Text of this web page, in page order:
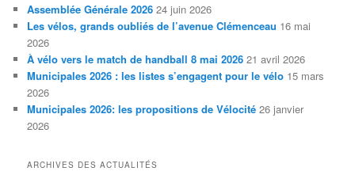
Assemblée Générale 2026 24 juin 2026
Les vélos, grands oubliés de l’avenue Clémenceau 16 mai
2026
À vélo vers le match de handball 8 mai 2026 21 avril 2026
Municipales 2026 : les listes s’engagent pour le vélo 15 mars
2026
Municipales 2026: les propositions de Vélocité 26 janvier
2026
ARCHIVES DES ACTUALITÉS